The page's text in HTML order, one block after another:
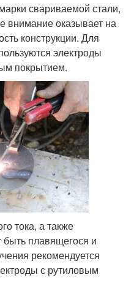
свариваемой стали,
внимание оказывает на
конструкции. Для
электроды
покрытием.
тока, а также
быть плавящегося и
рекомендуется
с рутиловым